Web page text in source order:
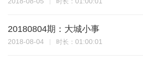
20180804期：大城小事
2018-08-04 时长： 01:00:01